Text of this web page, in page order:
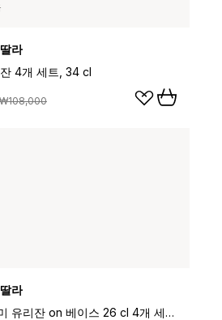
라
4개 세트, 34 cl
₩108,000
라
가스테헬미 유리잔 on 베이스 26 cl 4개 세트, clear